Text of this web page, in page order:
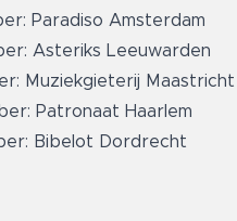
Paradiso Amsterdam
Asteriks Leeuwarden
Muziekgieterij Maastricht
Patronaat Haarlem
Bibelot Dordrecht